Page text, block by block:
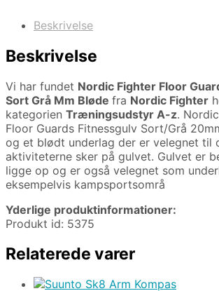
Beskrivelse
Beskrivelse
Vi har fundet Nordic Fighter Floor
Sort Grå Mm Bløde fra Nordic Fighter
kategorien Træningsudstyr A-z.
Floor Guards Fitnessgulv Sort/Grå
og et blødt underlag der er velegnet til
aktiviteterne sker på gulvet. Gulvet er
ligge op og er også velegnet som
eksempelvis kampsportsområ
Yderlige produktinformationer:
Produkt id: 5375
Relaterede varer